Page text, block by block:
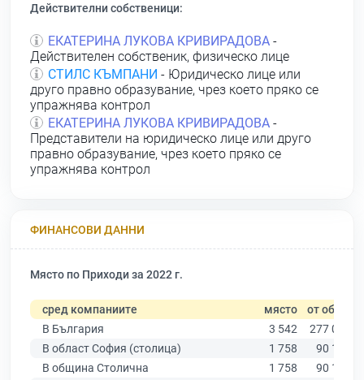
Действителни собственици:
ЕКАТЕРИНА ЛУКОВА КРИВИРАДОВА -
Действителен собственик, физическо лице
СТИЛС КЪМПАНИ - Юридическо лице или
друго правно образувание, чрез което пряко се
упражнява контрол
ЕКАТЕРИНА ЛУКОВА КРИВИРАДОВА -
Представители на юридическо лице или друго
правно образувание, чрез което пряко се
упражнява контрол
ФИНАНСОВИ ДАННИ
Място по Приходи за 2022 г.
сред компаниите място от общо
В България
3 542
277 019
В област София (столица)
1 758
90 178
В община Столична
1 758 90 178